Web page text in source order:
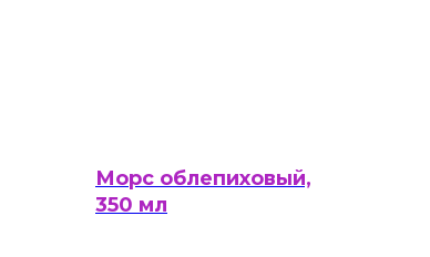
Морс облепиховый,
350 мл